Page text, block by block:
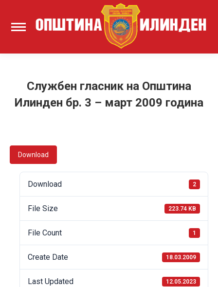
Службен гласник на Општина
Илинден бр. 3 – март 2009 година
Download
Download 2
File Size 223.74 KB
File Count 1
Create Date 18.03.2009
Last Updated 12.05.2023